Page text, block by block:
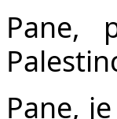
Pane,
Pane,